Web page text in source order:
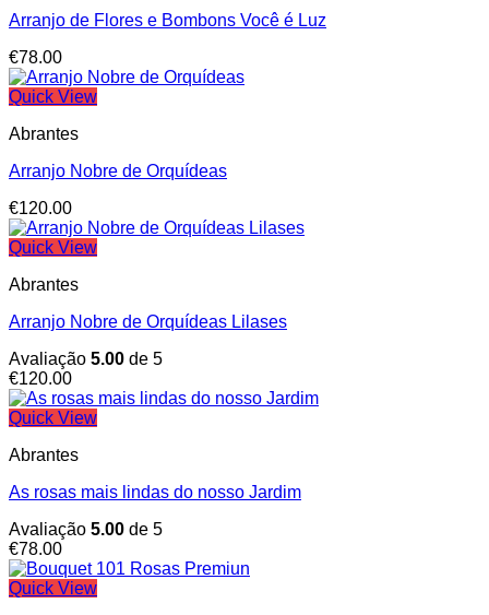
Arranjo de Flores e Bombons Você é Luz
€78.00
Quick View
Abrantes
Arranjo Nobre de Orquídeas
€120.00
Quick View
Abrantes
Arranjo Nobre de Orquídeas Lilases
Avaliação 5.00 de 5
€120.00
Quick View
Abrantes
As rosas mais lindas do nosso Jardim
Avaliação 5.00 de 5
€78.00
Quick View